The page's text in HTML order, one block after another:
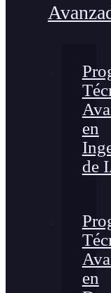
en
de
en